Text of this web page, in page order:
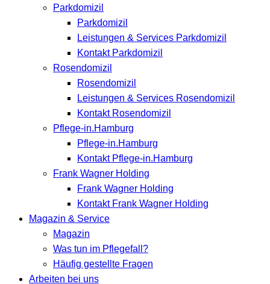
Parkdomizil
Parkdomizil
Leistungen & Services Parkdomizil
Kontakt Parkdomizil
Rosendomizil
Rosendomizil
Leistungen & Services Rosendomizil
Kontakt Rosendomizil
Pflege-in.Hamburg
Pflege-in.Hamburg
Kontakt Pflege-in.Hamburg
Frank Wagner Holding
Frank Wagner Holding
Kontakt Frank Wagner Holding
Magazin & Service
Magazin
Was tun im Pflegefall?
Häufig gestellte Fragen
Arbeiten bei uns